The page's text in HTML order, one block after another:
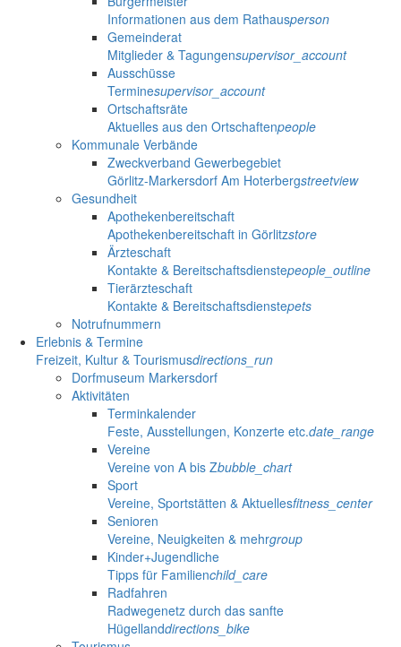
Informationen aus dem Rathausperson
Gemeinderat
Mitglieder & Tagungensupervisor_account
Ausschüsse
Terminesupervisor_account
Ortschaftsräte
Aktuelles aus den Ortschaftenpeople
Kommunale Verbände
Zweckverband Gewerbegebiet
Görlitz-Markersdorf Am Hoterbergstreetview
Gesundheit
Apothekenbereitschaft
Apothekenbereitschaft in Görlitzstore
Ärzteschaft
Kontakte & Bereitschaftsdienstepeople_outline
Tierärzteschaft
Kontakte & Bereitschaftsdienstepets
Notrufnummern
Erlebnis & Termine
Freizeit, Kultur & Tourismusdirections_run
Dorfmuseum Markersdorf
Aktivitäten
Terminkalender
Feste, Ausstellungen, Konzerte etc.date_range
Vereine
Vereine von A bis Zbubble_chart
Sport
Vereine, Sportstätten & Aktuellesfitness_center
Senioren
Vereine, Neuigkeiten & mehrgroup
Kinder+Jugendliche
Tipps für Familienchild_care
Radfahren
Radwegenetz durch das sanfte
Hügellanddirections_bike